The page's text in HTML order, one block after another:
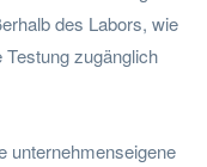
des Labors, wie
Testung zugänglich
unternehmenseigene